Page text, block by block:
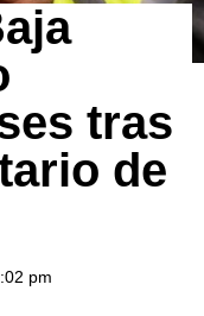
tras
de
pm